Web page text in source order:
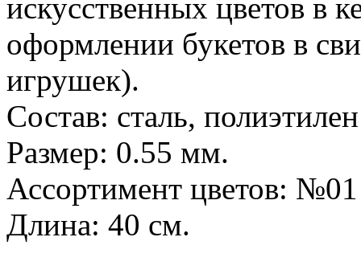
искусственных цветов в
оформлении букетов в
игрушек).
Состав: сталь, полиэтилен
Размер: 0.55 мм.
Ассортимент цветов:
Длина: 40 см.